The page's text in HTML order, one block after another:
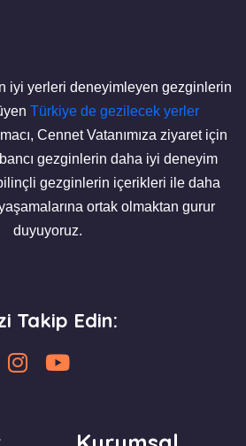
iyi yerleri deneyimleyen gezginlerin
Türkiye de gezilecek yerler
Cennet Vatanımıza ziyaret için
gezginlerin daha iyi deneyim
gezginlerin içerikleri ile daha
ortak olmaktan gurur
duyuyoruz.
Takip Edin: